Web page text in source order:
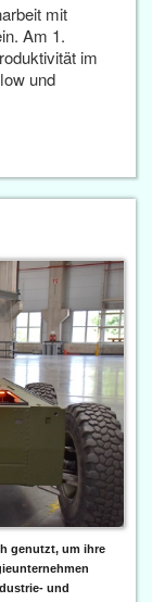
mit
Am 1.
im
und
genutzt, um ihre
und